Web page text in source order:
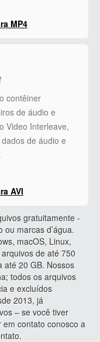
MP4
contêiner
de áudio e
Video Interleave,
de áudio e
AVI
gratuitamente -
marcas d’água.
macOS, Linux,
de até 750
até 20 GB. Nossos
todos os arquivos
e excluídos
2013, já
– se você tiver
contato conosco a